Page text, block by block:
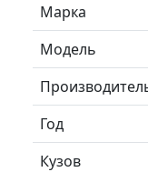
Марка
Модель
Год
Кузов